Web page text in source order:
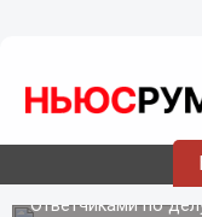
АСВ требует
руководства
Ответчиками по